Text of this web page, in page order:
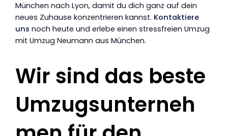
München nach Lyon, damit du dich ganz auf dein
neues Zuhause konzentrieren kannst. Kontaktiere
uns noch heute und erlebe einen stressfreien Umzug
mit Umzug Neumann aus München.
Wir sind das beste
Umzugsunterneh